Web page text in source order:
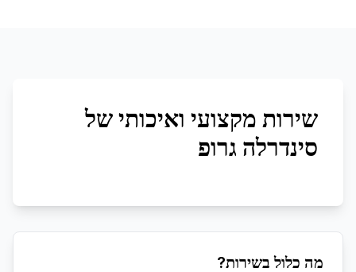
שירות מקצועי ואיכותי של
סינדרלה גרופ
מה כלול בשירות?